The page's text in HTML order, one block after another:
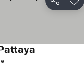
Partager